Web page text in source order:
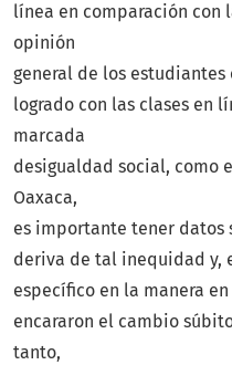
línea en comparación con
opinión
general de los
logrado con las clases en
marcada
desigualdad social, como
Oaxaca,
es importante tener
deriva de tal inequidad y,
específico en la manera
encararon el cambio
tanto,